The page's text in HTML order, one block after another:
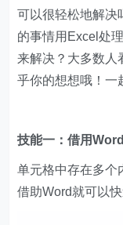
可以很轻松地解决
的事情用Excel处
来解决？大多数人
乎你的想想哦！一
技能一：借用
单元格中存在多个
借助Word就可以